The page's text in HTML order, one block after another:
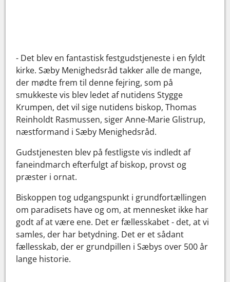
- Det blev en fantastisk festgudstjeneste i en fyldt
kirke. Sæby Menighedsråd takker alle de mange,
der mødte frem til denne fejring, som på
smukkeste vis blev ledet af nutidens Stygge
Krumpen, det vil sige nutidens biskop, Thomas
Reinholdt Rasmussen, siger Anne-Marie Glistrup,
næstformand i Sæby Menighedsråd.
Gudstjenesten blev på festligste vis indledt af
faneindmarch efterfulgt af biskop, provst og
præster i ornat.
Biskoppen tog udgangspunkt i grundfortællingen
om paradisets have og om, at mennesket ikke har
godt af at være ene. Det er fællesskabet - det, at vi
samles, der har betydning. Det er et sådant
fællesskab, der er grundpillen i Sæbys over 500 år
lange historie.